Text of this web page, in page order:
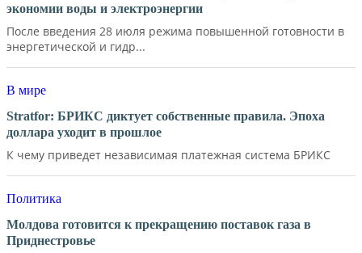
экономии воды и электроэнергии
После введения 28 июля режима повышенной готовности в
энергетической и гидр...
В мире
Stratfor: БРИКС диктует собственные правила. Эпоха
доллара уходит в прошлое
К чему приведет независимая платежная система БРИКС
Политика
Молдова готовится к прекращению поставок газа в
Приднестровье